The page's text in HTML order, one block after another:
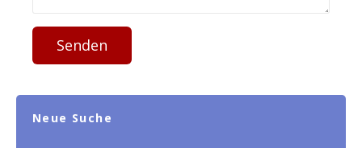
Senden
Neue Suche